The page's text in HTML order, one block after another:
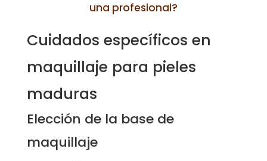
una profesional?
Cuidados específicos en
maquillaje para pieles
maduras
Elección de la base de
maquillaje